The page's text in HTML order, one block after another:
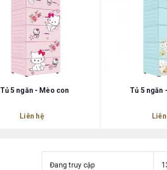
Tủ 5 ngăn - Mèo con
Liên hệ
Tủ 5 ngăn
Đang truy cập